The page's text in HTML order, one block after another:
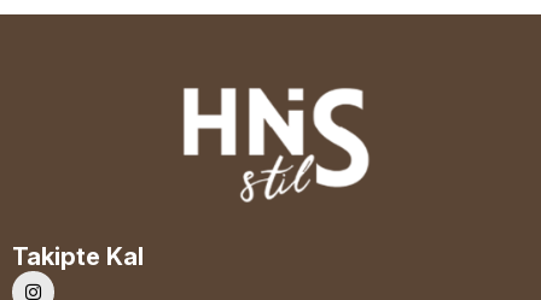
Takipte Kal